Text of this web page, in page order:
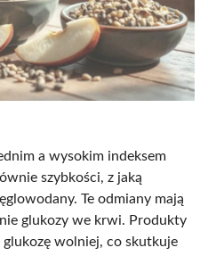
a wysokim indeksem
szybkości, z jaką
Te odmiany mają
glukozy we krwi. Produkty
glukozę wolniej, co skutkuje